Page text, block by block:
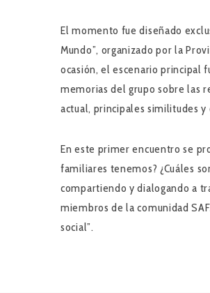
El momento fue diseñado
Mundo”, organizado por la
ocasión, el escenario principal
memorias del grupo sobre las
actual, principales similitudes y
En este primer encuentro se
familiares tenemos? ¿Cuáles
compartiendo y dialogando a
miembros de la comunidad
social”.